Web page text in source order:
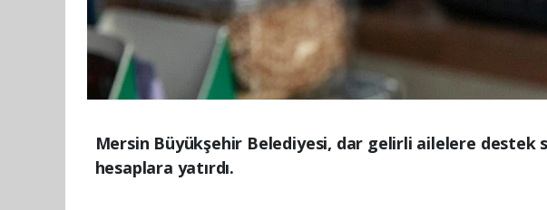
Mersin Büyükşehir Belediyesi, dar gelirli ailelere destek
hesaplara yatırdı.